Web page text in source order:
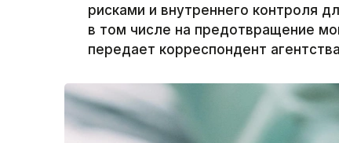
рисками и внутреннего контроля
в том числе на предотвращение
передает корреспондент